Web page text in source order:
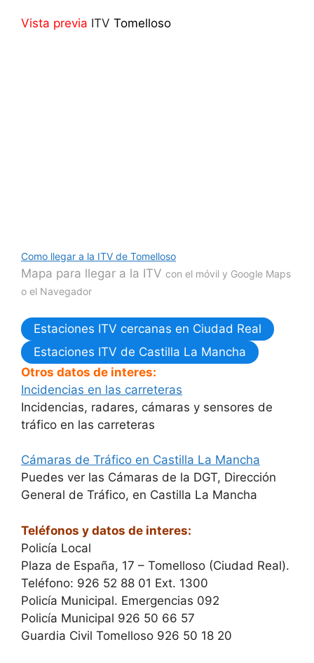
Vista previa ITV Tomelloso
Como llegar a la ITV de Tomelloso
Mapa para llegar a la ITV con el móvil y Google Maps
o el Navegador
Estaciones ITV cercanas en Ciudad Real
Estaciones ITV de Castilla La Mancha
Otros datos de interes:
Incidencias en las carreteras
Incidencias, radares, cámaras y sensores de
tráfico en las carreteras
Cámaras de Tráfico en Castilla La Mancha
Puedes ver las Cámaras de la DGT, Dirección
General de Tráfico, en Castilla La Mancha
Teléfonos y datos de interes:
Policía Local
Plaza de España, 17 – Tomelloso (Ciudad Real).
Teléfono: 926 52 88 01 Ext. 1300
Policía Municipal. Emergencias 092
Policía Municipal 926 50 66 57
Guardia Civil Tomelloso 926 50 18 20